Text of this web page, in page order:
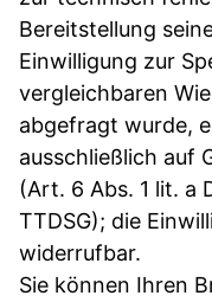
Bereitstellung
Einwilligung zur
vergleichbaren
abgefragt wurde,
ausschließlich auf
(Art. 6 Abs. 1 lit. a
TTDSG); die
widerrufbar.
Sie können Ihren